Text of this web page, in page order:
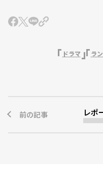
ドラマ ラ
前の記事 レポ